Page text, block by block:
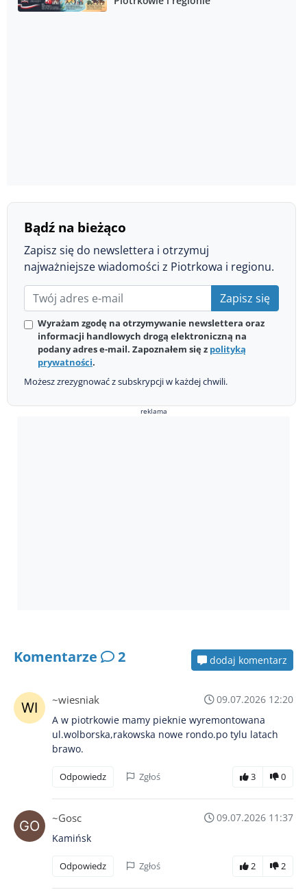
Bądź na bieżąco
Zapisz się do newslettera i otrzymuj
najważniejsze wiadomości z Piotrkowa i regionu.
Zapisz się
Wyrażam zgodę na otrzymywanie newslettera oraz
informacji handlowych drogą elektroniczną na
podany adres e-mail. Zapoznałem się z polityką
prywatności.
Możesz zrezygnować z subskrypcji w każdej chwili.
reklama
Komentarze 2 dodaj komentarz
~wiesniak
09.07.2026 12:20
A w piotrkowie mamy pieknie wyremontowana
ul.wolborska,rakowska nowe rondo.po tylu latach
brawo.
Odpowiedz Zgłoś 3 0
~Gosc
09.07.2026 11:37
Kamińsk
Odpowiedz Zgłoś 2 2